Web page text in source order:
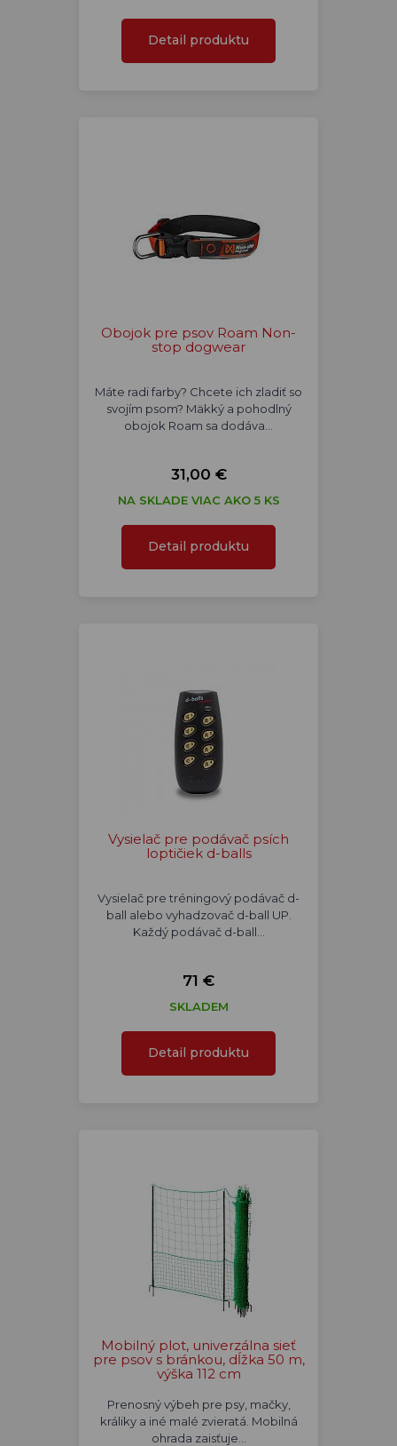
Detail produktu
Obojok pre psov Roam Non-
stop dogwear
Máte radi farby? Chcete ich zladiť so
svojím psom? Mäkký a pohodlný
obojok Roam sa dodáva…
31,00 €
NA SKLADE VIAC AKO 5 KS
Detail produktu
Vysielač pre podávač psích
loptičiek d-balls
Vysielač pre tréningový podávač d-
ball alebo vyhadzovač d-ball UP.
Každý podávač d-ball…
71 €
SKLADEM
Detail produktu
Mobilný plot, univerzálna sieť
pre psov s bránkou, dĺžka 50 m,
výška 112 cm
Prenosný výbeh pre psy, mačky,
králiky a iné malé zvieratá. Mobilná
ohrada zaisťuje…